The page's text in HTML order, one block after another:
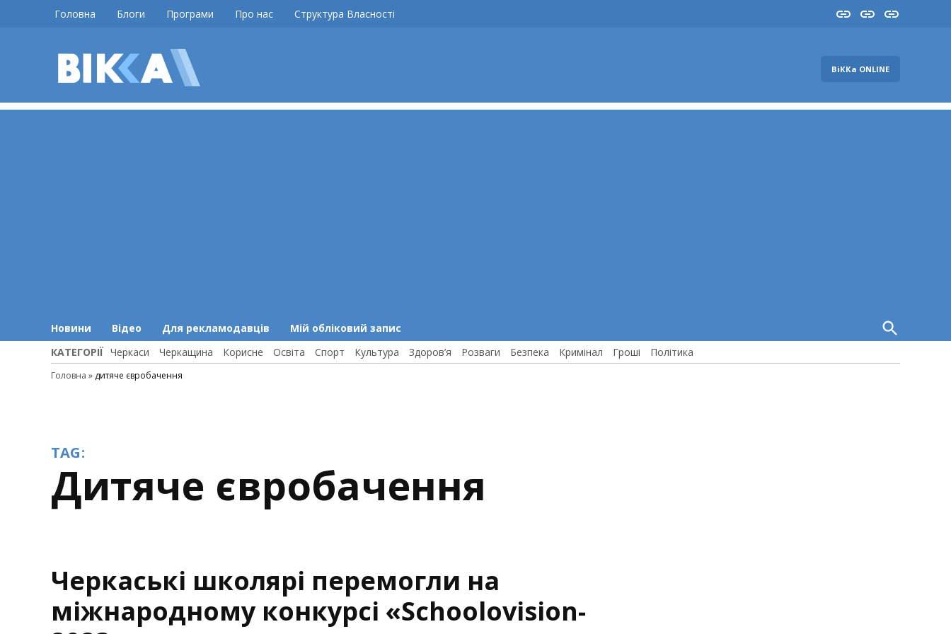
Головна Блоги Програми Про нас Структура Власності InstaYouTube
FB
ВіККа ONLINE
Новини Відео Для рекламодавців Мій обліковий запис
Open
Search
КАТЕГОРІЇ Черкаси Черкащина Корисне Освіта Спорт Культура Здоров’я Розваги Безпека Кримінал Гроші Політика
Головна » дитяче євробачення
TAG:
дитяче євробачення
Черкаські школярі перемогли на
міжнародному конкурсі «Schoolovision-